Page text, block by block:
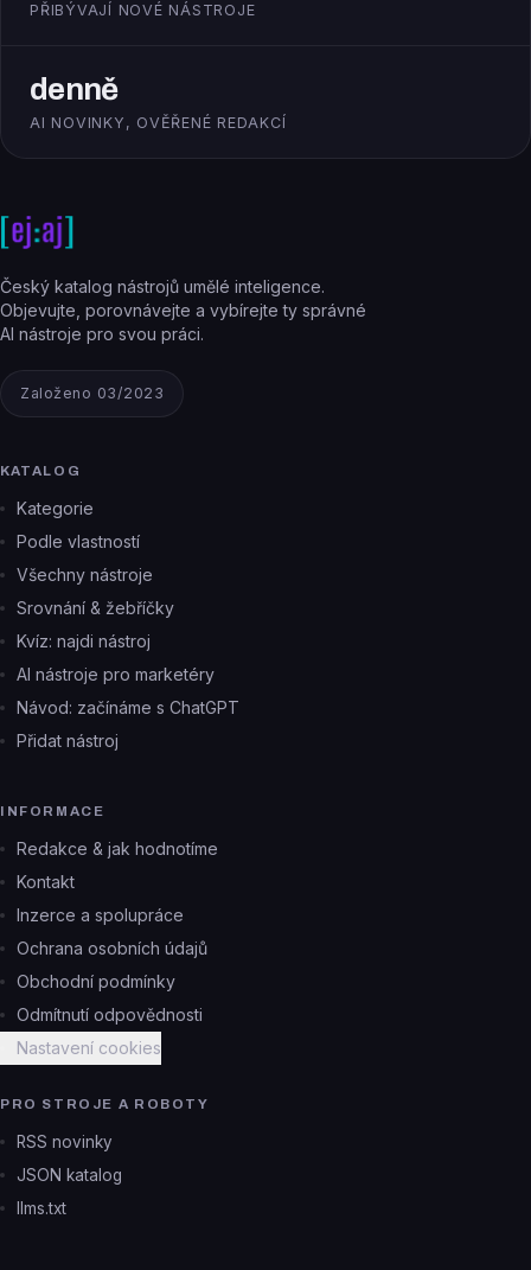
PŘIBÝVAJÍ NOVÉ NÁSTROJE
denně
AI NOVINKY, OVĚŘENÉ REDAKCÍ
Český katalog nástrojů umělé inteligence.
Objevujte, porovnávejte a vybírejte ty správné
AI nástroje pro svou práci.
Založeno 03/2023
KATALOG
Kategorie
Podle vlastností
Všechny nástroje
Srovnání & žebříčky
Kvíz: najdi nástroj
AI nástroje pro marketéry
Návod: začínáme s ChatGPT
Přidat nástroj
INFORMACE
Redakce & jak hodnotíme
Kontakt
Inzerce a spolupráce
Ochrana osobních údajů
Obchodní podmínky
Odmítnutí odpovědnosti
Nastavení cookies
PRO STROJE A ROBOTY
RSS novinky
JSON katalog
llms.txt